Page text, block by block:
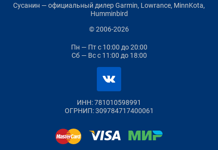
Сусанин — официальный дилер Garmin, Lowrance, MinnKota,
Humminbird
© 2006-2026
Пн — Птс 10:00 до 20:00
Сб — Всс 11:00 до 18:00
ИНН: 781010598991
ОГРНИП: 309784717400061